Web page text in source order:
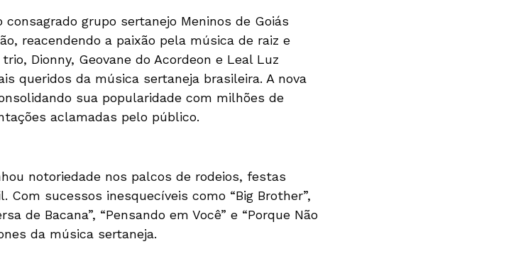
grupo sertanejo Meninos de Goiás
reacendendo a paixão pela música de raiz e
Dionny, Geovane do Acordeon e Leal Luz
queridos da música sertaneja brasileira. A nova
sua popularidade com milhões de
aclamadas pelo público.
notoriedade nos palcos de rodeios, festas
sucessos inesquecíveis como “Big Brother”,
de Bacana”, “Pensando em Você” e “Porque Não
da música sertaneja.